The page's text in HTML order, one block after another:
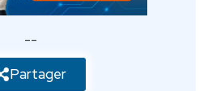
--
Partager